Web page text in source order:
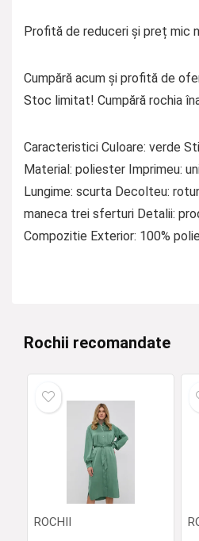
Profită de reduceri și preț mic
Cumpără acum și profită de
Stoc limitat! Cumpără rochia
Caracteristici Culoare: verde
Material: poliester Imprimeu:
Lungime: scurta Decolteu:
maneca trei sferturi Detalii:
Compozitie Exterior: 100%
Rochii recomandate
ROCHII